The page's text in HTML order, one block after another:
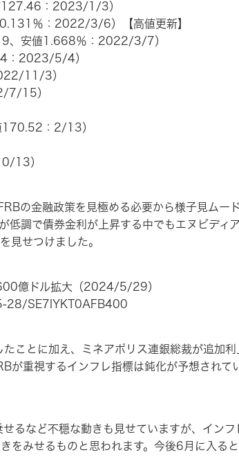
：2023/1/3）
％：2022/3/6）【高値更新】
、安値1.668％：2022/3/7）
：2023/5/4）
11/3）
7/15）
：2/13）
13）
の金融政策を見極める必要から様子見ムー
低調で債券金利が上昇する中でもエヌビディ
見せつけました。
億ドル拡大（2024/5/29）
SE7IYKT0AFB400
ことに加え、ミネアポリス連銀総裁が追加利
が重視するインフレ指標は鈍化が予想され
るなど不穏な動きも見せていますが、インフ
をみせるものと思われます。今後6月に入る